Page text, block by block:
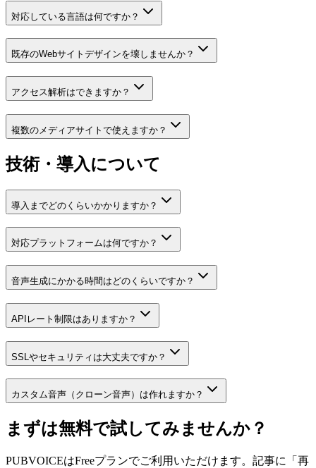
対応している言語は何ですか？
既存のWebサイトデザインを壊しませんか？
アクセス解析はできますか？
複数のメディアサイトで使えますか？
技術・導入について
導入までどのくらいかかりますか？
対応プラットフォームは何ですか？
音声生成にかかる時間はどのくらいですか？
APIレート制限はありますか？
SSLやセキュリティは大丈夫ですか？
カスタム音声（クローン音声）は作れますか？
まずは無料で試してみませんか？
PUBVOICEはFreeプランでご利用いただけます。記事に「再